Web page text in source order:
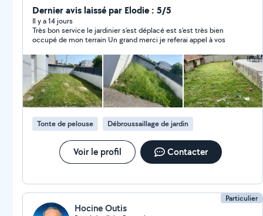
verts Devis et déplacement gratuit
Dernier avis laissé par Elodie : 5/5
Il y a 14 jours
Très bon service le jardinier s’est déplacé est s’est très bien
occupé de mon terrain Un grand merci je referai appel à vos
Tonte de pelouse Débroussaillage de jardin
Voir le profil Contacter
Particulier
Hocine Outis